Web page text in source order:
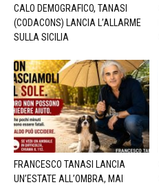
CALO DEMOGRAFICO, TANASI
(CODACONS) LANCIA L’ALLARME
SULLA SICILIA
FRANCESCO TANASI LANCIA
UN’ESTATE ALL’OMBRA, MAI